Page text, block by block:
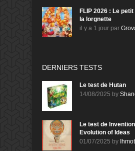
FLIP 2026 : Le
la lorgnette
il y a 1 jour par
DERNIERS TESTS
Le test de Hutan
14/08/2025 by
Le test de
Evolution of Ideas
01/07/2025 by